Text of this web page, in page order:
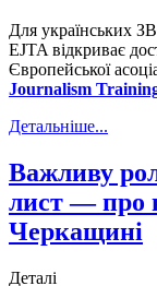
Для українських
EJTA відкриває
Європейської
Journalism
Детальніше...
Важливу
лист — про
Черкащині
Деталі